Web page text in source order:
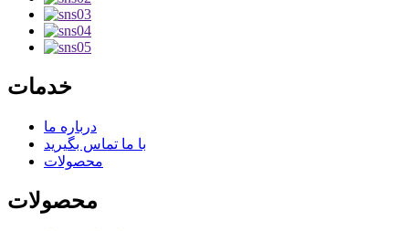
خدمات
درباره ما
با ما تماس بگیرید
محصولات
محصولات